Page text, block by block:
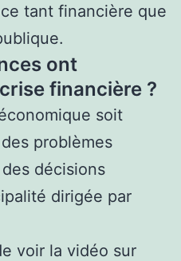
tant financière que
ont
financière ?
soit
problèmes
décisions
dirigée par
voir la vidéo sur